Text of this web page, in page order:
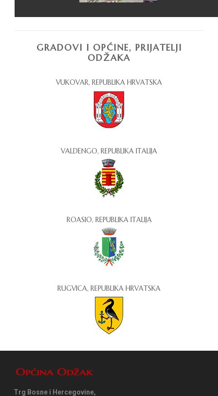
GRADOVI I OPĆINE, PRIJATELJI
ODŽAKA
VUKOVAR, REPUBLIKA HRVATSKA
VALDENGO, REPUBLIKA ITALIJA
ROASIO, REPUBLIKA ITALIJA
RUGVICA, REPUBLIKA HRVATSKA
Trg Bosne i Hercegovine,